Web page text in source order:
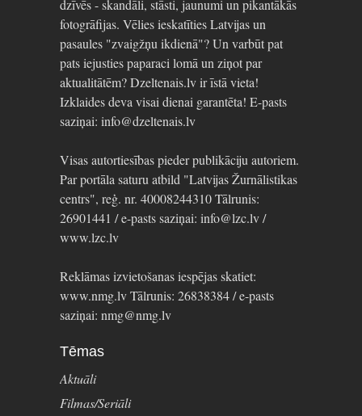
dzīvēs - skandāli, stāsti, jaunumi un pikantākās
fotogrāfijas. Vēlies ieskatīties Latvijas un
pasaules "zvaigžņu ikdienā"? Un varbūt pat
pats iejusties paparaci lomā un ziņot par
aktualitātēm? Dzeltenais.lv ir īstā vieta!
Izklaides deva visai dienai garantēta! E-pasts
saziņai: info@dzeltenais.lv
Visas autortiesības pieder publikāciju autoriem.
Par portāla saturu atbild "Latvijas Žurnālistikas
centrs", reģ. nr. 40008244310 Tālrunis:
26901441 / e-pasts saziņai: info@lzc.lv /
www.lzc.lv
Reklāmas izvietošanas iespējas skatiet:
www.nmg.lv Tālrunis: 26838384 / e-pasts
saziņai: nmg@nmg.lv
Tēmas
Aktuāli
Filmas/Seriāli